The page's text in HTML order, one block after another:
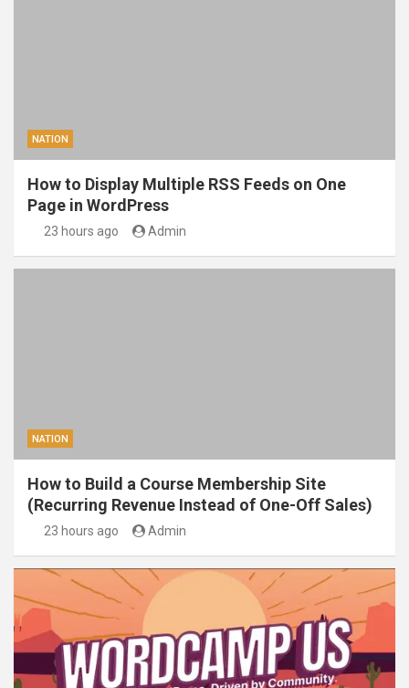
NATION
How to Display Multiple RSS Feeds on One
Page in WordPress
23 hours ago Admin
NATION
How to Build a Course Membership Site
(Recurring Revenue Instead of One-Off Sales)
23 hours ago Admin